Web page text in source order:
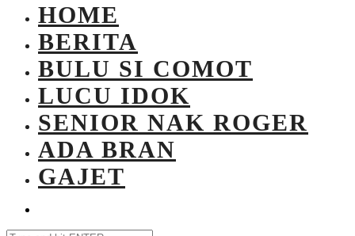
HOME
BERITA
BULU SI COMOT
LUCU IDOK
SENIOR NAK ROGER
ADA BRAN
GAJET